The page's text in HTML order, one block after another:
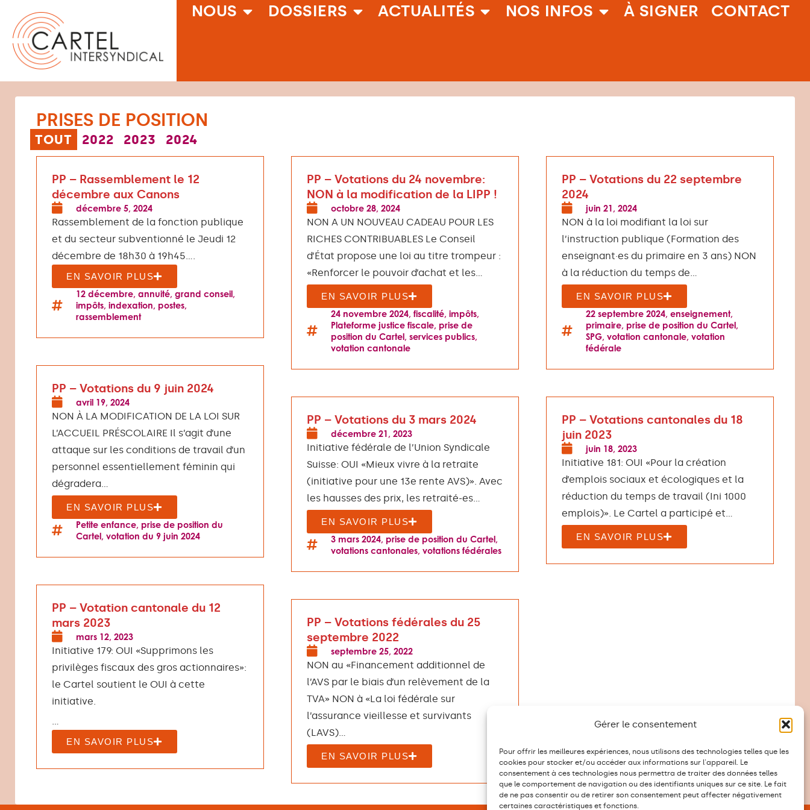
Gérer le consentement
Pour offrir les meilleures expériences, nous utilisons des technologies telles que les
cookies pour stocker et/ou accéder aux informations sur l'appareil. Le
consentement à ces technologies nous permettra de traiter des données telles
que le comportement de navigation ou des identifiants uniques sur ce site. Le fait
de ne pas consentir ou de retirer son consentement peut affecter négativement
certaines caractéristiques et fonctions.
NOUS DOSSIERS ACTUALITÉS NOS INFOS À SIGNER CONTACT
PRISES DE POSITION
2022 2023 2024
TOUT
PP – Rassemblement le 12
décembre aux Canons
décembre 5, 2024
Rassemblement de la fonction publique
et du secteur subventionné le Jeudi 12
décembre de 18h30 à 19h45....
EN SAVOIR PLUS
12 décembre, annuité, grand conseil ,
impôts, indexation, postes,
rassemblement
PP – Votations du 24 novembre:
NON à la modification de la LIPP !
octobre 28, 2024
NON A UN NOUVEAU CADEAU POUR LES
RICHES CONTRIBUABLES Le Conseil
d’État propose une loi au titre trompeur :
«Renforcer le pouvoir d’achat et les...
EN SAVOIR PLUS
24 novembre 2024, fiscalité, impôts,
Plateforme justice fiscale, prise de
position du Cartel , services publics,
votation cantonale
PP – Votations du 22 septembre
2024
juin 21, 2024
NON à la loi modifiant la loi sur
l’instruction publique (Formation des
enseignant·es du primaire en 3 ans) NON
à la réduction du temps de...
EN SAVOIR PLUS
22 septembre 2024, enseignement,
primaire, prise de position du Cartel ,
SPG, votation cantonale, votation
fédérale
PP – Votations du 9 juin 2024
avril 19, 2024
NON À LA MODIFICATION DE LA LOI SUR
L’ACCUEIL PRÉSCOLAIRE Il s’agit d’une
attaque sur les conditions de travail d’un
personnel essentiellement féminin qui
dégradera...
EN SAVOIR PLUS
Petite enfance, prise de position du
Cartel , votation du 9 juin 2024
PP – Votations du 3 mars 2024
décembre 21, 2023
Initiative fédérale de l’Union Syndicale
Suisse: OUI «Mieux vivre à la retraite
(initiative pour une 13e rente AVS)». Avec
les hausses des prix, les retraité-es...
EN SAVOIR PLUS
3 mars 2024, prise de position du Cartel ,
votations cantonales, votations fédérales
PP – Votations cantonales du 18
juin 2023
juin 18, 2023
Initiative 181: OUI «Pour la création
d’emplois sociaux et écologiques et la
réduction du temps de travail (Ini 1000
emplois)». Le Cartel a participé et...
EN SAVOIR PLUS
PP – Votation cantonale du 12
mars 2023
mars 12, 2023
Initiative 179: OUI «Supprimons les
privilèges fiscaux des gros actionnaires»:
le Cartel soutient le OUI à cette
initiative.
...
EN SAVOIR PLUS
PP – Votations fédérales du 25
septembre 2022
septembre 25, 2022
NON au «Financement additionnel de
l’AVS par le biais d’un relèvement de la
TVA» NON à «La loi fédérale sur
l’assurance vieillesse et survivants
(LAVS)...
EN SAVOIR PLUS